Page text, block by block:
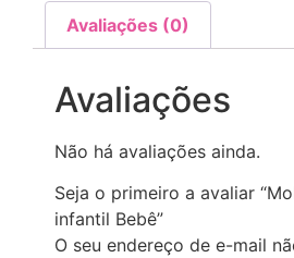
Avaliações (0)
Avaliações
Não há avaliações ainda.
Seja o primeiro a avaliar
infantil Bebê”
O seu endereço de e-mail